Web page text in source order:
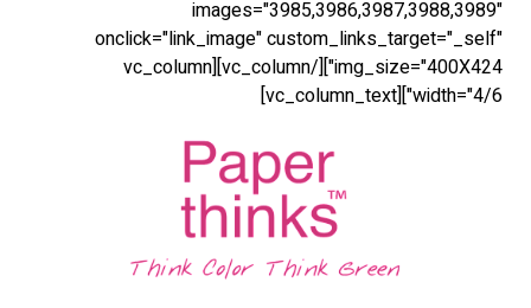
images="3985,3986,3987,3988,3989"
onclick="link_image" custom_links_target="_self"
img_size="400X424"][/vc_column][vc_column
width="4/6"][vc_column_text]